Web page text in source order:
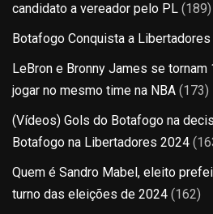
candidato a vereador pelo PL (189)
Botafogo Conquista a
LeBron e Bronny James se tornam
jogar no mesmo time na NBA (173)
(Vídeos) Gols do Botafogo na
Botafogo na Libertadores 2024
Quem é Sandro Mabel, eleito
turno das eleições de 2024 (162)